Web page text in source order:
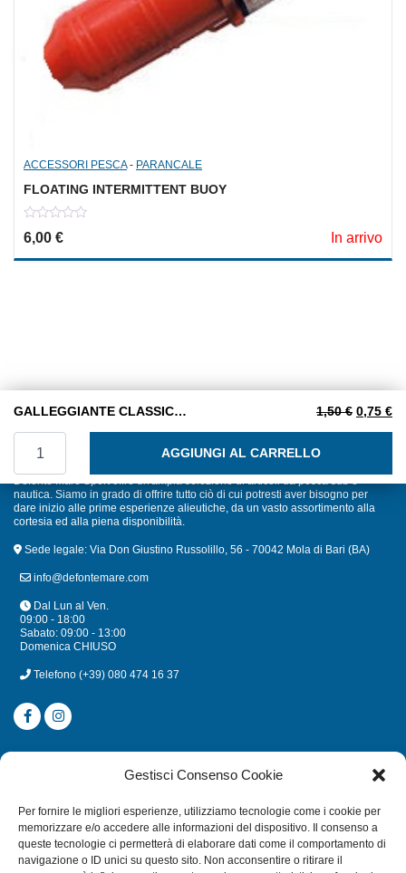
Gestisci Consenso Cookie
Per fornire le migliori esperienze, utilizziamo tecnologie come i cookie per
memorizzare e/o accedere alle informazioni del dispositivo. Il consenso a
queste tecnologie ci permetterà di elaborare dati come il comportamento di
navigazione o ID unici su questo sito. Non acconsentire o ritirare il
ACCESSORI PESCA- PARANCALE
FLOATING INTERMITTENT BUOY
0
out
5
6,00 € In arrivo
GALLEGGIANTE CLASSICO VIOLA-ROSSO GR. 10 1,50€ Il
0,75 €Il
AGGIUNGI AL CARRELLO
Defonte Mare Sport offre un'ampia selezione di articoli da pesca sub e
nautica. Siamo in grado di offrire tutto ciò di cui potresti aver bisogno per
dare inizio alle prime esperienze alieutiche, da un vasto assortimento alla
cortesia ed alla piena disponibilità.
Sede legale: Via Don Giustino Russolillo, 56 - 70042 Mola di Bari (BA)
info@defontemare.com
Dal Lun al Ven.
09:00 - 18:00
Sabato: 09:00 - 13:00
Domenica CHIUSO
Telefono (+39) 080 474 16 37
CATEGORIE
MULINELLI
CANNE